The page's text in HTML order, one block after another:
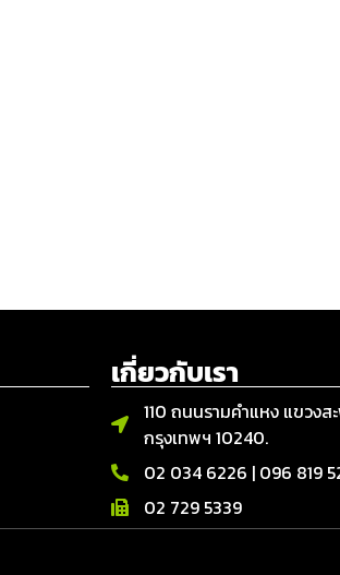
เกี่ยวกับเรา
110 ถนนรามคำแหง แขวง
กรุงเทพฯ 10240.
02 034 6226 | 096 819
02 729 5339